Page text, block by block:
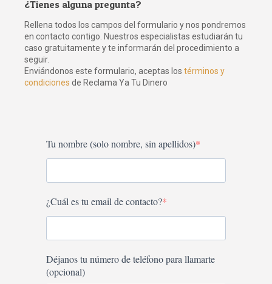
¿Tienes alguna pregunta?
Rellena todos los campos del formulario y nos pondremos
en contacto contigo. Nuestros especialistas estudiarán tu
caso gratuitamente y te informarán del procedimiento a
seguir.
Enviándonos este formulario, aceptas los términos y
condiciones de Reclama Ya Tu Dinero